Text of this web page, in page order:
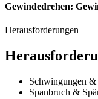
Gewindedrehen:
Herausforderungen
Schwingungen &
Spanbruch &